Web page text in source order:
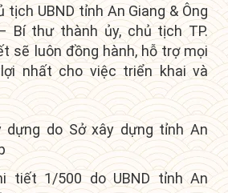
tịch UBND tỉnh An Giang & Ông
Bí thư thành ủy, chủ tịch TP.
sẽ luôn đồng hành, hỗ trợ mọi
nhất cho việc triển khai và
dựng do Sở xây dựng tỉnh An
tiết 1/500 do UBND tỉnh An